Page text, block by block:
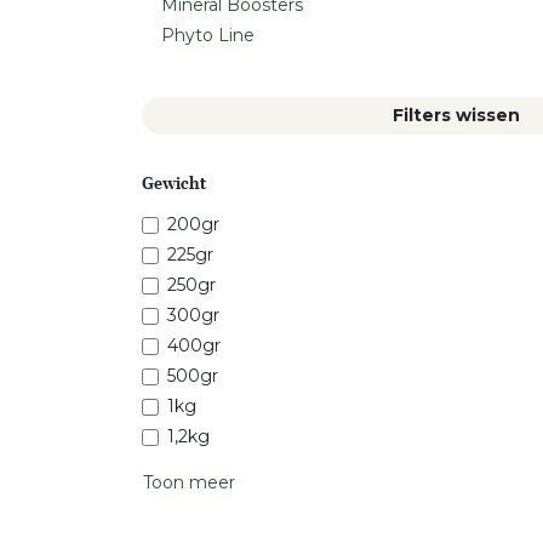
Mineral Boosters
Phyto Line
Filters wissen
Gewicht
200gr
225gr
250gr
300gr
400gr
500gr
1kg
1,2kg
Toon meer